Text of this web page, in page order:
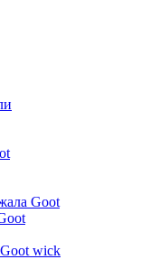
Goot
wick